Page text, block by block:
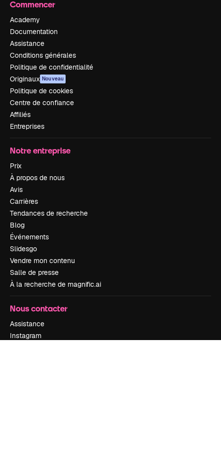
Commencer
Academy
Documentation
Assistance
Conditions générales
Politique de confidentialité
Originaux Nouveau
Politique de cookies
Centre de confiance
Affiliés
Entreprises
Notre entreprise
Prix
À propos de nous
Avis
Carrières
Tendances de recherche
Blog
Événements
Slidesgo
Vendre mon contenu
Salle de presse
À la recherche de magnific.ai
Nous contacter
Assistance
Instagram